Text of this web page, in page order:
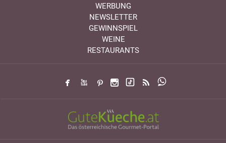
WERBUNG
NEWSLETTER
GEWINNSPIEL
WEINE
RESTAURANTS